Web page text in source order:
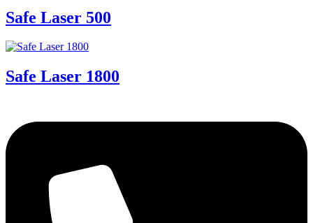
Safe Laser 500
Safe Laser 1800